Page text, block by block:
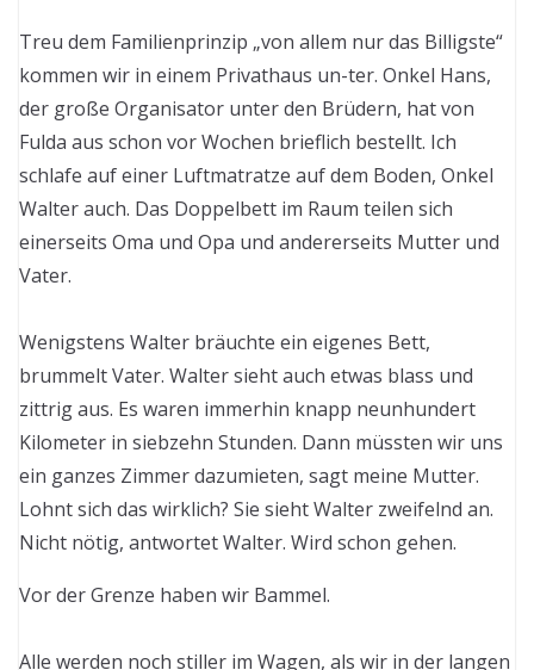
Treu dem Familienprinzip „von allem nur das Billigste“
kommen wir in einem Privathaus un-ter. Onkel Hans,
der große Organisator unter den Brüdern, hat von
Fulda aus schon vor Wochen brieflich bestellt. Ich
schlafe auf einer Luftmatratze auf dem Boden, Onkel
Walter auch. Das Doppelbett im Raum teilen sich
einerseits Oma und Opa und andererseits Mutter und
Vater.
Wenigstens Walter bräuchte ein eigenes Bett,
brummelt Vater. Walter sieht auch etwas blass und
zittrig aus. Es waren immerhin knapp neunhundert
Kilometer in siebzehn Stunden. Dann müssten wir uns
ein ganzes Zimmer dazumieten, sagt meine Mutter.
Lohnt sich das wirklich? Sie sieht Walter zweifelnd an.
Nicht nötig, antwortet Walter. Wird schon gehen.
Vor der Grenze haben wir Bammel.
Alle werden noch stiller im Wagen, als wir in der langen